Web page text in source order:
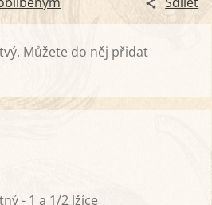
Můžete do něj přidat
- 1 a 1/2 lžíce